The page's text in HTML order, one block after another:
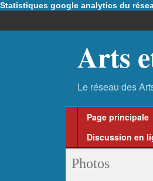
Statistiques google analytics du
Arts
Page principale
Discussion en
Photos